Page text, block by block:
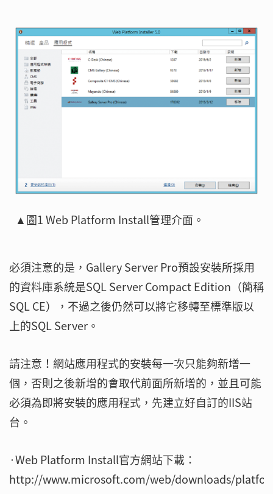
▲圖1 Web Platform Install管理介面。
必須注意的是，Gallery Server Pro預設安裝所採用
的資料庫系統是SQL Server Compact Edition（簡稱
SQL CE），不過之後仍然可以將它移轉至標準版以
上的SQL Server。
請注意！網站應用程式的安裝每一次只能夠新增一
個，否則之後新增的會取代前面所新增的，並且可能
必須為即將安裝的應用程式，先建立好自訂的IIS站
台。
·Web Platform Install官方網站下載：
http://www.microsoft.com/web/downloads/